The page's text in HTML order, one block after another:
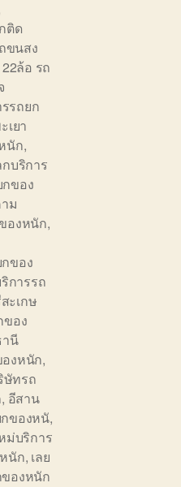
ติด
ขนสง
ล้อ รถ
รถยก
เยา
นัก,
บริการ
ของ
ม
องหนัก,
กของ
การรถ
ะเกษ
ของ
นี
งหนัก,
ษัทรถ
, อีสาน
ของหนั,
ม่บริการ
นัก, เลย
องหนัก